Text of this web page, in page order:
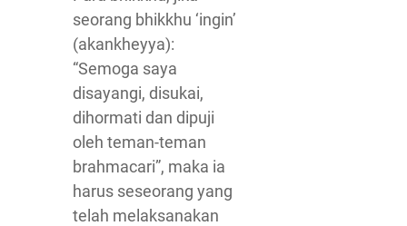
seorang bhikkhu ‘ingin’
(akankheyya):
“Semoga saya
disayangi, disukai,
dihormati dan dipuji
oleh teman-teman
brahmacari”, maka ia
harus seseorang yang
telah melaksanakan